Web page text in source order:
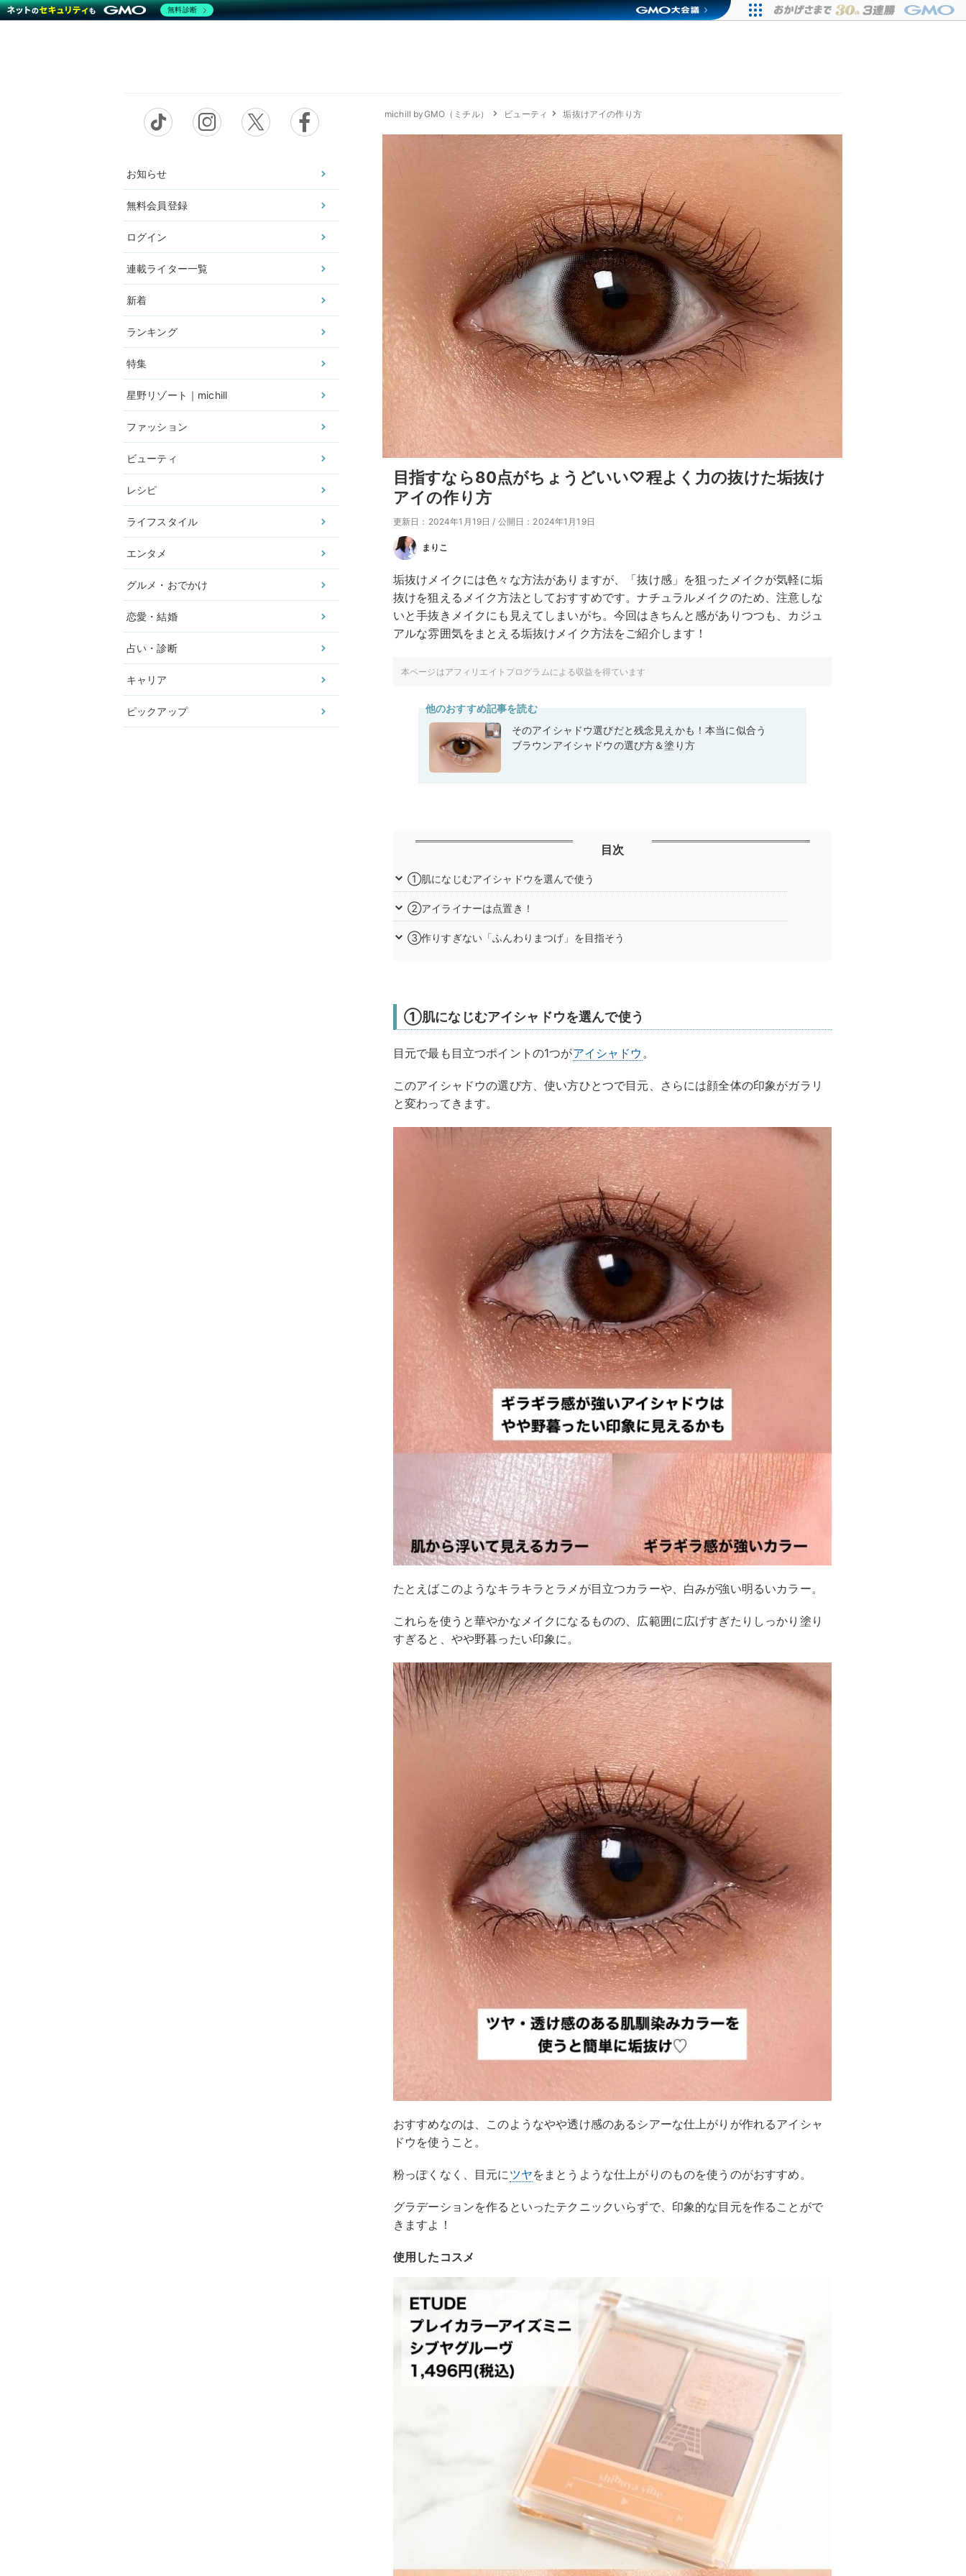
お知らせ
無料会員登録
ログイン
連載ライター一覧
新着
ランキング
特集
星野リゾート｜michill
ファッション
ビューティ
レシピ
ライフスタイル
エンタメ
グルメ・おでかけ
恋愛・結婚
占い・診断
キャリア
ピックアップ
michill byGMO（ミチル） ビューティ 垢抜けアイの作り方
目指すなら80点がちょうどいい♡程よく力の抜けた垢抜け
アイの作り方
更新日：2024年1月19日 / 公開日：2024年1月19日
まりこ
垢抜けメイクには色々な方法がありますが、「抜け感」を狙ったメイクが気軽に垢
抜けを狙えるメイク方法としておすすめです。ナチュラルメイクのため、注意しな
いと手抜きメイクにも見えてしまいがち。今回はきちんと感がありつつも、カジュ
アルな雰囲気をまとえる垢抜けメイク方法をご紹介します！
本ページはアフィリエイトプログラムによる収益を得ています
他のおすすめ記事を読む
そのアイシャドウ選びだと残念見えかも！本当に似合う
ブラウンアイシャドウの選び方＆塗り方
目次
①肌になじむアイシャドウを選んで使う
②アイライナーは点置き！
③作りすぎない「ふんわりまつげ」を目指そう
①肌になじむアイシャドウを選んで使う
目元で最も目立つポイントの1つがアイシャドウ 。
このアイシャドウの選び方、使い方ひとつで目元、さらには顔全体の印象がガラリ
と変わってきます。
たとえばこのようなキラキラとラメが目立つカラーや、白みが強い明るいカラー。
これらを使うと華やかなメイクになるものの、広範囲に広げすぎたりしっかり塗り
すぎると、やや野暮ったい印象に。
おすすめなのは、このようなやや透け感のあるシアーな仕上がりが作れるアイシャ
ドウを使うこと。
粉っぽくなく、目元にツヤをまとうような仕上がりのものを使うのがおすすめ。
グラデーションを作るといったテクニックいらずで、印象的な目元を作ることがで
きますよ！
使用したコスメ
無料診断